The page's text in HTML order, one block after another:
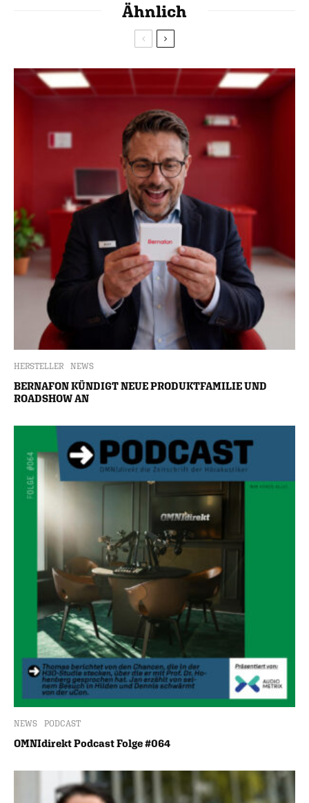
Ähnlich
HERSTELLER NEWS
BERNAFON KÜNDIGT NEUE PRODUKTFAMILIE UND
ROADSHOW AN
NEWS PODCAST
OMNIdirekt Podcast Folge #064